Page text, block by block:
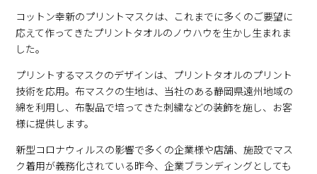
コットン幸新のプリントマスクは、これまでに多くのご要望に
応えて作ってきたプリントタオルのノウハウを生かし生まれま
した。
プリントするマスクのデザインは、プリントタオルのプリント
技術を応用。布マスクの生地は、当社のある静岡県遠州地域の
綿を利用し、布製品で培ってきた刺繍などの装飾を施し、お客
様に提供します。
新型コロナウィルスの影響で多くの企業様や店舗、施設でマス
ク着用が義務化されている昨今、企業ブランディングとしても